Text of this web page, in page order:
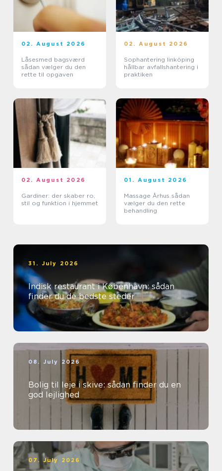
02. August 2026
Låsesmed bagsværd
sådan vælger du den
rette til opgaven
02. August 2026
Sophantering linköping
hållbar avfallshantering i
praktiken
02. August 2026
Gardiner: der skaber ro,
stil og funktion i hjemmet
01. August 2026
Massage Århus sådan
vælger du den rette
behandling
31. July 2026
Indisk restaurant i København: sådan
finder du de bedste steder
08. July 2026
Bolig til leje i skive: sådan finder du en
god lejlighed
07. July 2026